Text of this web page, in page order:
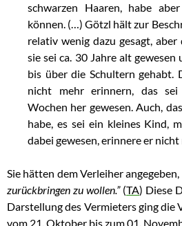
schwarzen Haaren, habe
können. (…) Götzl hält zur
relativ wenig dazu gesagt, aber
sie sei ca. 30 Jahre alt
bis über die Schultern gehabt.
nicht mehr erinnern, das
Wochen her gewesen. Auch,
habe, es sei ein kleines Kind,
dabei gewesen, erinnere er nicht
Sie hätten dem Verleiher angegeben,
zurückbringen zu wollen.” (TA) Diese
Darstellung des Vermieters ging die
vom 21. Oktober bis zum 01.